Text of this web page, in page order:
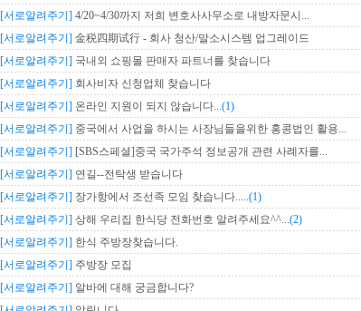
[서로알려주기] 4/20~4/30까지 저희 변호사사무소로 내방자문시...
[서로알려주기] 金税四期试行 - 회사 청산/말소시스템 업그레이드
[서로알려주기] 국내외 쇼핑몰 판매자 파트너를 찾습니다
[서로알려주기] 회사비자 신청업체 찾습니다
[서로알려주기] 온라인 지원이 되지 않습니다...(1)
[서로알려주기] 중국에서 사업을 하시는 사장님들을위한 홍콩법인 활용...
[서로알려주기] [SBS스페셜]중국 국가주석 정보공개 관련 사례자를...
[서로알려주기] 연길--전탁생 받습니다
[서로알려주기] 장가항에서 조선족 모임 찾습니다.....(1)
[서로알려주기] 상해 우리집 한식당 전화번호 알려주세요^^...(2)
[서로알려주기] 한식 주방장찾습니다.
[서로알려주기] 주방장 모집
[서로알려주기] 알바에 대해 궁금합니다?